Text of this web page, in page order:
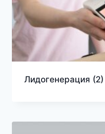
Лидогенерация (2)